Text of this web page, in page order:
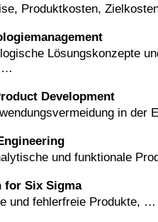
Produktkosten,
Lösungskonzepte
Development
in der
und funktionale
for Six Sigma
und fehlerfreie Produkte, …